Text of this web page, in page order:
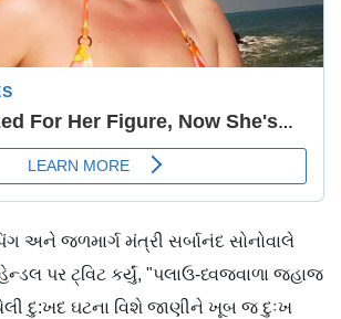
અને જળમાર્ગ મંત્રી સર્બાનંદ સોનોવાલે
પર ટ્વિટ કર્યું, "પલાઉ-ધ્વજવાળા જહાજ
દુ:ખદ ઘટના વિશે જાણીને ખૂબ જ દુઃખ